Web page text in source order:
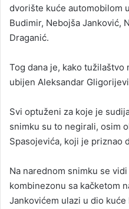
dvorište kuće automobilom
Budimir, Nebojša Janković,
Draganić.
Tog dana je, kako tužilaštvo
ubijen Aleksandar
Svi optuženi za koje je
snimku su to negirali, osim
Spasojevića, koji je priznao
Na narednom snimku se
kombinezonu sa kačketom
Jankovićem ulazi u dio